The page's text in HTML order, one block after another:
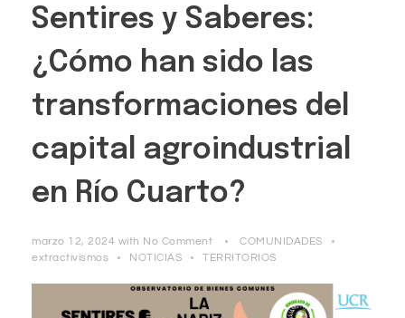
Sentires y Saberes:
¿Cómo han sido las
transformaciones del
capital agroindustrial
en Río Cuarto?
marzo 12, 2024 with No Comment
COMUNIDADES
extractivismos
NOTICIAS TERRITORIOS